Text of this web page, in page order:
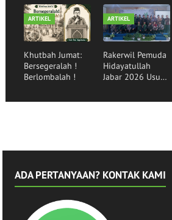
Generasi Qurani
Garut
ARTIKEL
Khutbah Jumat:
Bersegeralah !
Berlombalah !
ARTIKEL
Rakerwil Pemuda
Hidayatullah
Jabar 2026 Usung
ADA PERTANYAAN? KONTAK KAMI